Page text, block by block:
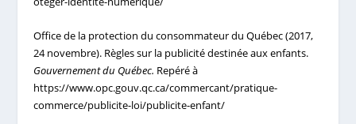
Office de la protection du consommateur du Québec (2017,
24 novembre). Règles sur la publicité destinée aux enfants.
Gouvernement du Québec. Repéré à
https://www.opc.gouv.qc.ca/commercant/pratique-
commerce/publicite-loi/publicite-enfant/